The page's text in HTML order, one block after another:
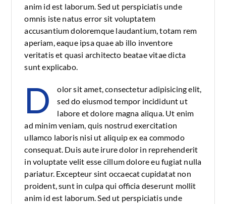
anim id est laborum. Sed ut perspiciatis unde
omnis iste natus error sit voluptatem
accusantium doloremque laudantium, totam rem
aperiam, eaque ipsa quae ab illo inventore
veritatis et quasi architecto beatae vitae dicta
sunt explicabo.
D
olor sit amet, consectetur adipisicing elit,
sed do eiusmod tempor incididunt ut
labore et dolore magna aliqua. Ut enim
ad minim veniam, quis nostrud exercitation
ullamco laboris nisi ut aliquip ex ea commodo
consequat. Duis aute irure dolor in reprehenderit
in voluptate velit esse cillum dolore eu fugiat nulla
pariatur. Excepteur sint occaecat cupidatat non
proident, sunt in culpa qui officia deserunt mollit
anim id est laborum. Sed ut perspiciatis unde